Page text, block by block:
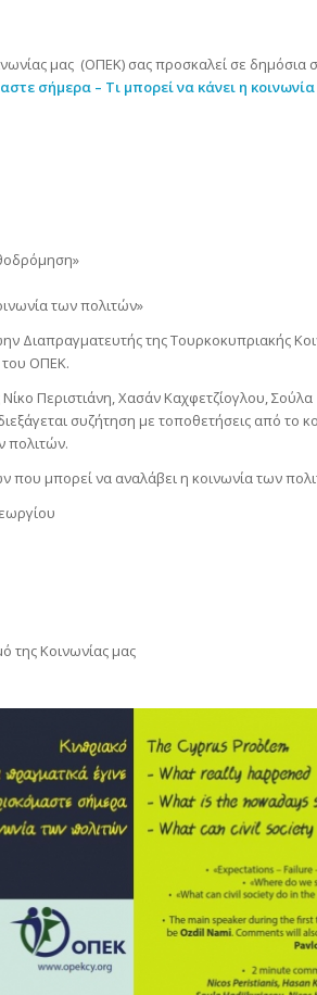
μας (ΟΠΕΚ) σας προσκαλεί σε δημόσια
σήμερα – Τι μπορεί να κάνει η
των πολιτών»
Διαπραγματευτής της Τουρκοκυπριακής
ΟΠΕΚ.
Περιστιάνη, Χασάν Καχφετζίογλου, Σούλα
συζήτηση με τοποθετήσεις από το
πολιτών.
μπορεί να αναλάβει η κοινωνία των
της Κοινωνίας μας